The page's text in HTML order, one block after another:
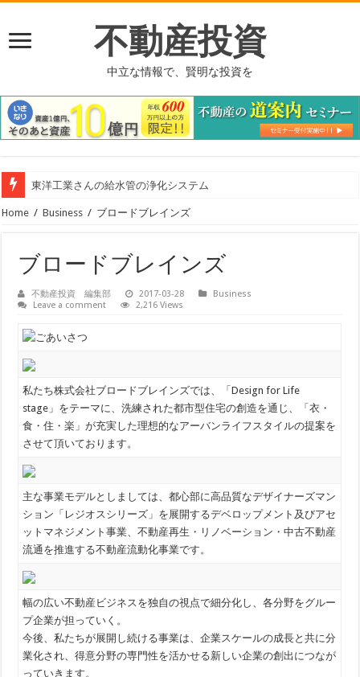
不動産投資
中立な情報で、賢明な投資を
東洋工業さんの給水管の浄化システム
Home / Business / ブロードブレインズ
ブロードブレインズ
不動産投資 編集部 2017-03-28
Business
Leave a comment
2,216 Views
私たち株式会社ブロードブレインズでは、「Design for Life
stage」をテーマに、洗練された都市型住宅の創造を通じ、「衣・
食・住・楽」が充実した理想的なアーバンライフスタイルの提案を
させて頂いております。
主な事業モデルとしましては、都心部に高品質なデザイナーズマン
ション「レジオスシリーズ」を展開するデベロップメント及びアセ
ットマネジメント事業、不動産再生・リノベーション・中古不動産
流通を推進する不動産流動化事業です。
幅の広い不動産ビジネスを独自の視点で細分化し、各分野をグルー
プ企業が担っていく。
今後、私たちが展開し続ける事業は、企業スケールの成長と共に分
業化され、得意分野の専門性を活かせる新しい企業の創出につなが
っていきます。